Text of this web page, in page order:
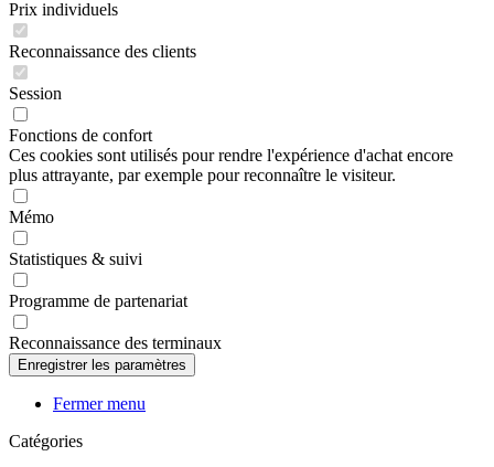
Prix individuels
Reconnaissance des clients
Session
Fonctions de confort
Ces cookies sont utilisés pour rendre l'expérience d'achat encore
plus attrayante, par exemple pour reconnaître le visiteur.
Mémo
Statistiques & suivi
Programme de partenariat
Reconnaissance des terminaux
Fermer menu
Catégories